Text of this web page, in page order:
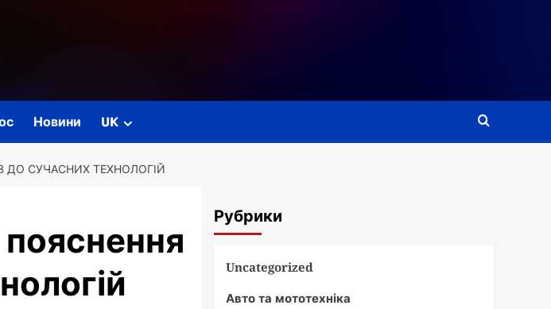
Новини UK
ДО СУЧАСНИХ ТЕХНОЛОГІЙ
Рубрики
Uncategorized
Авто та мототехніка